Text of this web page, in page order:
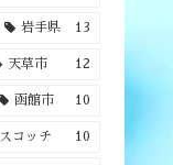
岩手県 13
天草市 12
函館市 10
スコッチ 10